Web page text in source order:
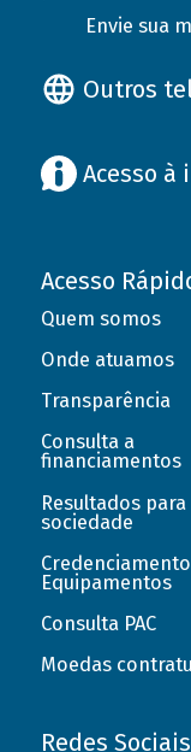
Envie sua
Outros
Acesso à
Acesso
Quem somos
Onde atuamos
Transparência
Consulta a
financiamentos
Resultados para
sociedade
Equipamentos
Consulta PAC
Moedas
Redes Sociais